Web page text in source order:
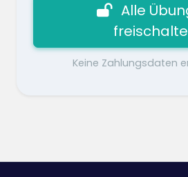
Alle
Keine Zahlungsdaten